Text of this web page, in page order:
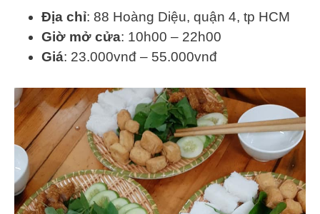
Địa chỉ: 88 Hoàng Diệu, quận 4, tp HCM
Giờ mở cửa: 10h00 – 22h00
Giá: 23.000vnđ – 55.000vnđ